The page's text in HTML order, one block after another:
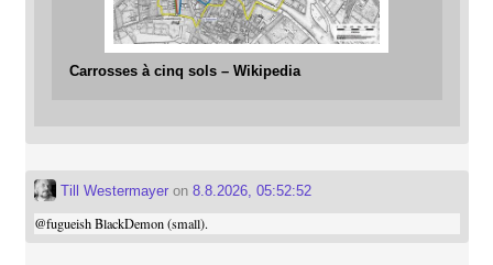
Carrosses à cinq sols – Wikipedia
Till Westermayeron 8.8.2026, 05:52:52
@fugueishBlackDemon (small).